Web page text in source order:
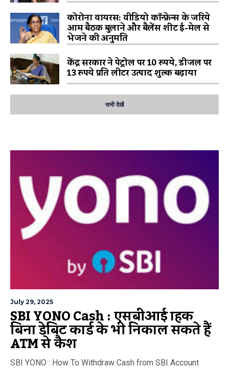
कोरोना वायरस: वीडियो कॉन्फ्रेन्स के जरिये
आम बैठक बुलाने और बैलेंस शीट ई-मेल से
भेजने की अनुमति
केंद्र सरकार ने पेट्रोल पर 10 रुपये, डीजल पर
13 रुपये प्रति लीटर उत्पाद शुल्क बढ़ाया
सभी देखें
July 29, 2025
SBI YONO Cash : एसबीआई ग्राहक
बिना डेबिट कार्ड के भी निकाल सकते हैं
ATM से कैश
SBI YONO : How To Withdraw Cash from SBI Account